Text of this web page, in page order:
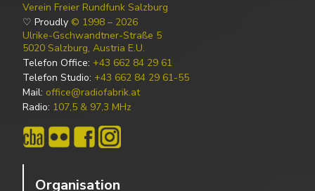
Verein Freier Rundfunk Salzburg
♡ Proudly © 1998 – 2026
Ulrike-Gschwandtner-Straße 5
5020 Salzburg, Austria E.U.
Telefon Office: +43 662 84 29 61
Telefon Studio: +43 662 84 29 61-55
Mail: office@radiofabrik.at
Radio: 107,5 & 97,3 MHz
Organisation